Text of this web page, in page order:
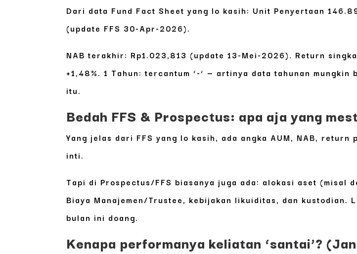
Dari data Fund Fact Sheet yang lo kasih: Unit Penyertaan
(update FFS 30-Apr-2026).
NAB terakhir: Rp1.023,813 (update 13-Mei-2026). Return
+1,48%. 1 Tahun: tercantum ‘-‘ — artinya data tahunan
itu.
Bedah FFS & Prospectus: apa aja yang
Yang jelas dari FFS yang lo kasih, ada angka AUM, NAB,
inti.
Tapi di Prospectus/FFS biasanya juga ada: alokasi aset (misal
Biaya Manajemen/Trustee, kebijakan likuiditas, dan kustodian.
bulan ini doang.
Kenapa performanya keliatan ‘santai’?